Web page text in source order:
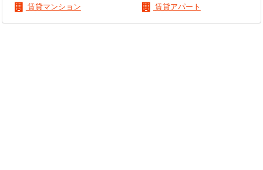
賃貸マンション
賃貸アパート